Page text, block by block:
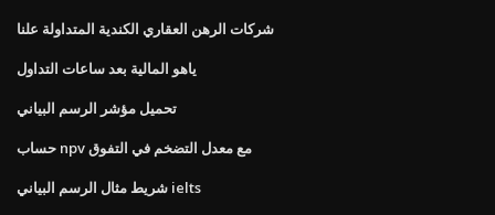
شركات الرهن العقاري الكندية المتداولة علنا
ياهو المالية بعد ساعات التداول
تحميل مؤشر الرسم البياني
حساب npv مع معدل التضخم في التفوق
شريط مثال الرسم البياني ielts